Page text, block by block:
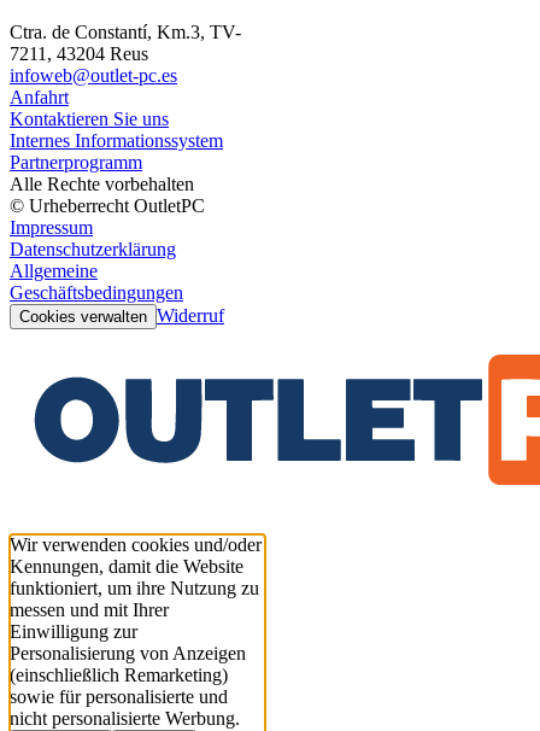
Ctra. de Constantí, Km.3, TV-
7211, 43204 Reus
infoweb@outlet-pc.es
Anfahrt
Kontaktieren Sie uns
Internes Informationssystem
Partnerprogramm
Alle Rechte vorbehalten
© Urheberrecht OutletPC
Impressum
Datenschutzerklärung
Allgemeine
Geschäftsbedingungen
Cookies verwalten Widerruf
Wir verwenden cookies und/oder
Kennungen, damit die Website
funktioniert, um ihre Nutzung zu
messen und mit Ihrer
Einwilligung zur
Personalisierung von Anzeigen
(einschließlich Remarketing)
sowie für personalisierte und
nicht personalisierte Werbung.